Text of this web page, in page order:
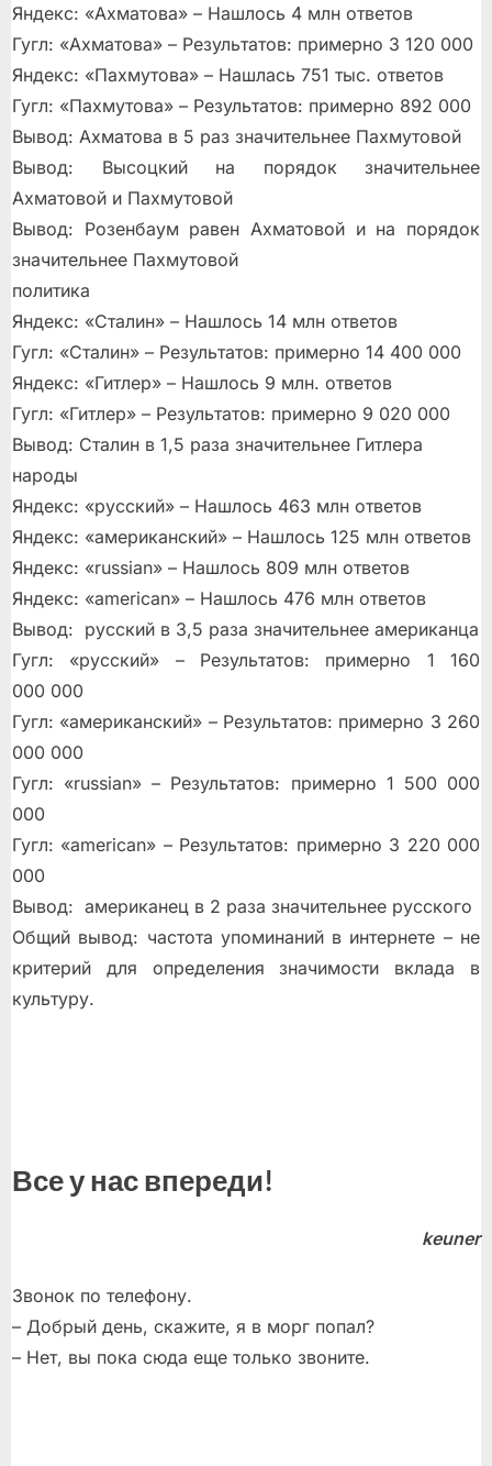
Яндекс: «Ахматова» – Нашлось 4 млн ответов
Гугл: «Ахматова» – Результатов: примерно 3 120 000
Яндекс: «Пахмутова» – Нашлась 751 тыс. ответов
Гугл: «Пахмутова» – Результатов: примерно 892 000
Вывод: Ахматова в 5 раз значительнее Пахмутовой
Вывод: Высоцкий на порядок значительнее
Ахматовой и Пахмутовой
Вывод: Розенбаум равен Ахматовой и на порядок
значительнее Пахмутовой
политика
Яндекс: «Сталин» – Нашлось 14 млн ответов
Гугл: «Сталин» – Результатов: примерно 14 400 000
Яндекс: «Гитлер» – Нашлось 9 млн. ответов
Гугл: «Гитлер» – Результатов: примерно 9 020 000
Вывод: Сталин в 1,5 раза значительнее Гитлера
народы
Яндекс: «русский» – Нашлось 463 млн ответов
Яндекс: «американский» – Нашлось 125 млн ответов
Яндекс: «russian» – Нашлось 809 млн ответов
Яндекс: «american» – Нашлось 476 млн ответов
Вывод: русский в 3,5 раза значительнее американца
Гугл: «русский» – Результатов: примерно 1 160
000 000
Гугл: «американский» – Результатов: примерно 3 260
000 000
Гугл: «russian» – Результатов: примерно 1 500 000
000
Гугл: «american» – Результатов: примерно 3 220 000
000
Вывод: американец в 2 раза значительнее русского
Общий вывод: частота упоминаний в интернете – не
критерий для определения значимости вклада в
культуру.
Все у нас впереди!
keuner
Звонок по телефону.
– Добрый день, скажите, я в морг попал?
– Нет, вы пока сюда еще только звоните.